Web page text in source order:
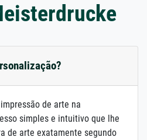
de arte na
simples e intuitivo que lhe
de arte exatamente segundo